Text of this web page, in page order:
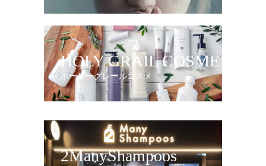
HOLY GRAIL COSME
ホーリーグレールコスメ
2ManyShampoos